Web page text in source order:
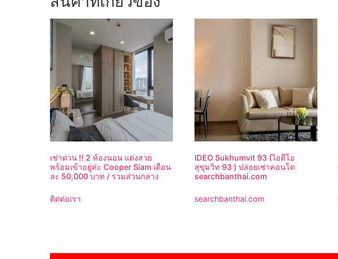
เช่าด่วน !! 2 ห้องนอน แต่งสวย
พร้อมเข้าอยู่ค่ะ Cooper Siam เดือน
ละ 50,000 บาท / รวมส่วนกลาง
ติดต่อเรา
IDEO Sukhumvit 93 (ไอดีโอ
สุขุมวิท 93 ) ปล่อยเช่าคอนโด
searchbanthai.com
searchbanthai.com